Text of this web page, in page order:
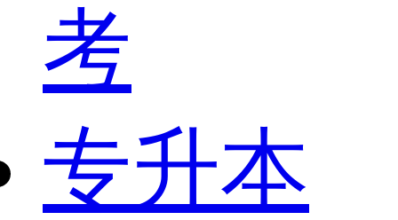
考
专升本